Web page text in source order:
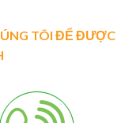
TÔI ĐỂ ĐƯỢC